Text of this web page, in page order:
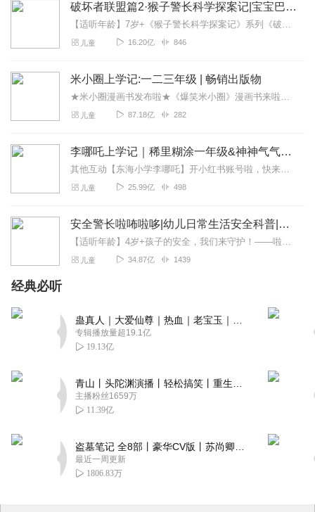
破坏者联盟篇2·猴子警长科学探案记|宝宝巴士故事
【适听年龄】7岁+《猴子警长科学探案记》系列《破坏者联盟篇1·猴子警长科学探案记》>>>《破坏者联盟篇2·猴子警长科学探案记》>>>《破坏者联盟篇3·猴子警长科...
儿童 16.20亿 846
米小圈上学记:一二三年级 | 畅销出版物
★米小圈漫画书发布啦★《爆笑米小圈》漫画书来啦《米小圈上学记》一二三年级正版广播剧！《米小圈上学记》系列是儿童作家北猫最新创作的儿童小说系列，作品诙谐幽默、好...
儿童 87.18亿 282
李哪吒上学记｜稀里糊涂一年级&神神气气二年级
其他互动【东海小学李哪吒】开小红书账号啦，快来关注和李哪吒成为好朋友！有机会免费领儿童会员、官方周边！【点击加入】东海小学广播站圈子，更多互动！李哪吒全新冒险番...
儿童 25.99亿 498
安全警长啦咘啦哆|幼儿日常生活安全科普|宝宝巴士
【适听年龄】4岁+孩子的安全，我们来守护！——啦咘啦哆警长宣孩子天生爱冒险，好奇心爆棚！不是在大马路上比赛跑，就是踩着椅子上下跳，怎样才能保护孩子平安长大？听...
儿童 34.87亿 1439
经典必听
专辑播放量超19.1亿
19.13亿
主播粉丝1659万
11.39亿
最近一周更新
1806.83万